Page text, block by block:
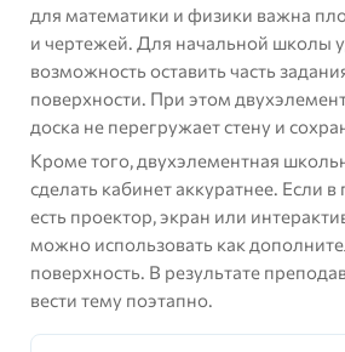
для математики и физики важна
и чертежей. Для начальной школы
возможность оставить часть
поверхности. При этом
доска не перегружает стену и
Кроме того, двухэлементная
сделать кабинет аккуратнее. Если
есть проектор, экран или
можно использовать как
поверхность. В результате
вести тему поэтапно.